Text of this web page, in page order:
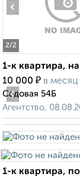
2/2
‹
1-к квартира,
10 000 ₽ в месяц
Садовая 54Б
Агентство,
‹
1-к квартира,